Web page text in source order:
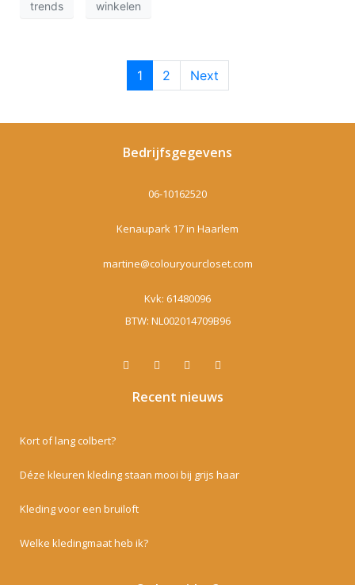
trends winkelen
1 2 Next
Bedrijfsgegevens
06-10162520
Kenaupark 17 in Haarlem
martine@colouryourcloset.com
Kvk: 61480096
BTW: NL002014709B96
Recent nieuws
Kort of lang colbert?
Déze kleuren kleding staan mooi bij grijs haar
Kleding voor een bruiloft
Welke kledingmaat heb ik?